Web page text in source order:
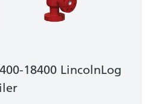
18400 LincolnLog